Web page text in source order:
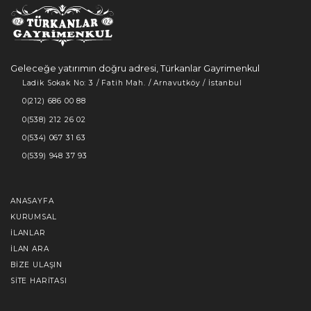
Geleceğe yatırımın doğru adresi, Türkanlar Gayrimenkul
Ladik Sokak No: 3 / Fatih Mah. / Arnavutköy / İstanbul
0(212) 686 00 88
0(538) 212 26 02
0(534) 067 31 63
0(539) 948 37 93
ANASAYFA
KURUMSAL
İLANLAR
İLAN ARA
BIZE ULAŞIN
SITE HARITASI